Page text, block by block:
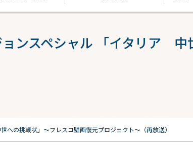
ンスペシャル 「イタリア
の挑戦状」～フレスコ壁画復元プロジェクト～（再放送）